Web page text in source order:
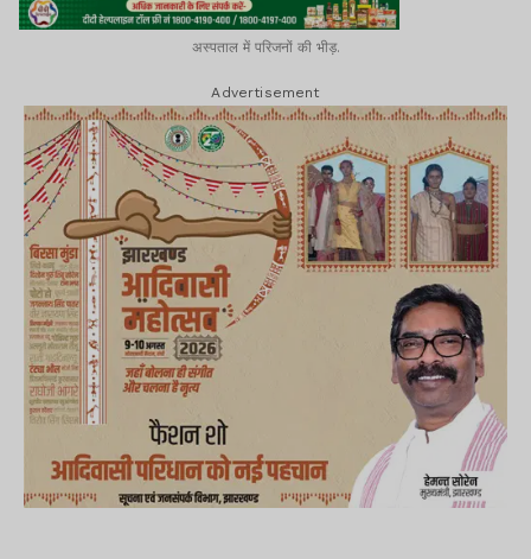
अस्पताल में परिजनों की भीड़.
Advertisement